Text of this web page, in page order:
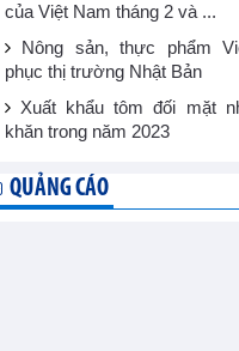
của Việt Nam tháng 2 và ...
Nông sản, thực phẩm
phục thị trường Nhật Bản
Xuất khẩu tôm đối mặt
khăn trong năm 2023
QUẢNG CÁO